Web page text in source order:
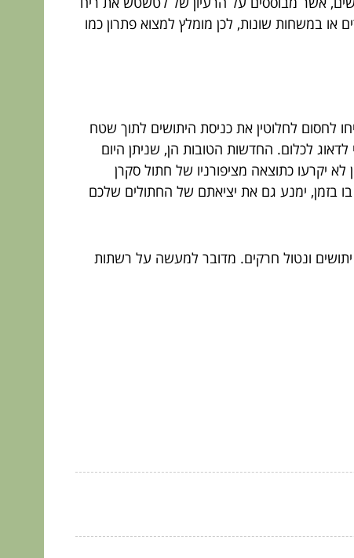
או במשחות שונות, לכן מומלץ למצוא פתרון כמו
לחסום לחלוטין את כניסת היתושים לתוך שטח
לכלום. החדשות הטובות הן, שניתן היום
יקרעו כתוצאה מציפורניו של חתול סקרן
בזמן, ימנע גם את יציאתם של החתולים שלכם
יתושים ונטול חרקים. מדובר למעשה על רשתות